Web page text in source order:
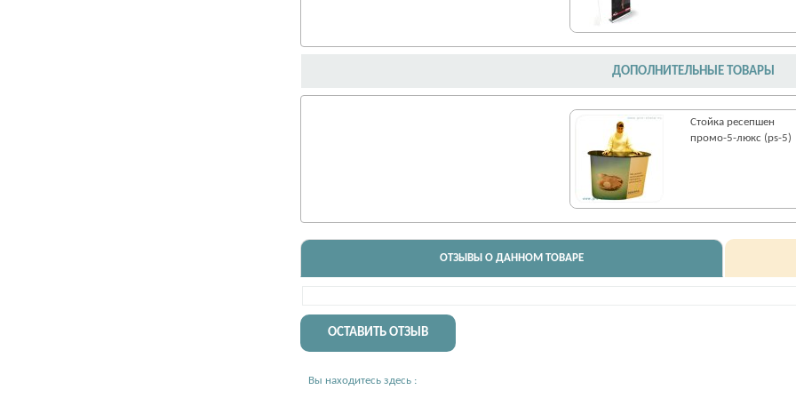
ДОПОЛНИТЕЛЬНЫЕ ТОВАРЫ
Стойка ресепшен
промо-5-люкс (ps-5)
ОТЗЫВЫ О ДАННОМ ТОВАРЕ
ОСТАВИТЬ ОТЗЫВ
Вы находитесь здесь :